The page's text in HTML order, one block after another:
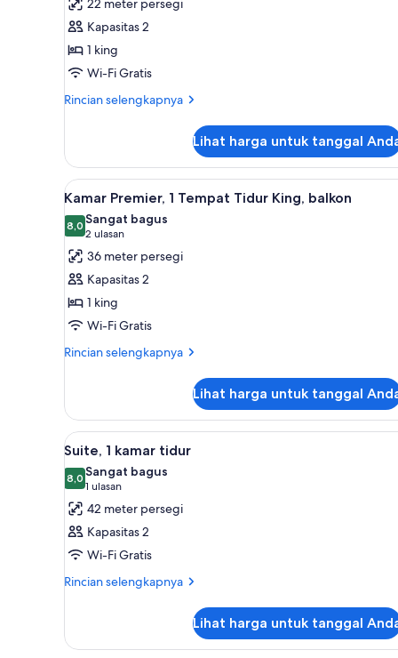
Superior,
1
Tempat
Tidur
King,
22 meter persegi
Kapasitas 2
1 king
Wi-Fi Gratis
Rincian selengkapnya
Rincian
Kamar
Superior,
1
Tempat
Tidur
King,
balkon
Lihat harga untuk tanggal
Lihat
semua
foto
untuk
Kamar
Premier,
1
Tempat
Tidur
Seprai Frette Italia, seprai
5
Kamar Premier, 1 Tempat Tidur King, balkon
8,08,0 dari 10
Sangat bagus
2 ulasan
(2
ulasan)
36 meter persegi
Kapasitas 2
1 king
Wi-Fi Gratis
Rincian selengkapnya
Rincian
Kamar
Premier,
1
Tempat
Tidur
King,
balkon
Lihat harga untuk tanggal
Lihat
semua
foto
untuk
Suite,
1
kamar
tidur
Suite, 1 kamar tidur | Seprai
6
Suite, 1 kamar tidur
8,08,0 dari 10
Sangat bagus
1 ulasan
(1
ulasan)
42 meter persegi
Kapasitas 2
Wi-Fi Gratis
Rincian selengkapnya
Rincian
Suite,
Lihat harga untuk tanggal